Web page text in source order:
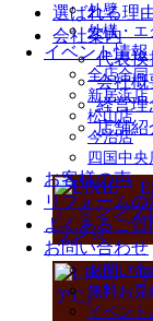
外壁
外構・エ
イベント情報
全店合同
新居浜店
松山店
今治店
四国中央
お客様の声
リフォームの
よくあるご質
お問い合わせ
お問い合
無料お見
イベント
選ばれる理
会社案内
代表挨
会社概
経営理
店舗紹